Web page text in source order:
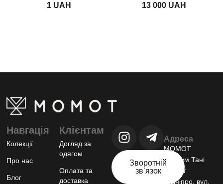
UAH UAH
Адреса
МОМОТ
шоурум Тані
Момот
м.Дніпро, вул.
Навгація
Колекції
Про нас
Блог
Клієнтам
Догляд за
одягом
Оплата та
доставка
Зворотній
звʼязок